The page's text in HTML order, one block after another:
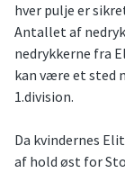
hver pulje er
Antallet af
nedrykkerne fra
kan være et sted
1.division.
Da kvindernes
af hold øst for